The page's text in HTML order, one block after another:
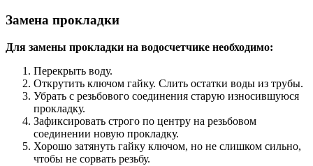
Замена прокладки
Для замены прокладки на водосчетчике необходимо:
Перекрыть воду.
Открутить ключом гайку. Слить остатки воды из трубы.
Убрать с резьбового соединения старую износившуюся
прокладку.
Зафиксировать строго по центру на резьбовом
соединении новую прокладку.
Хорошо затянуть гайку ключом, но не слишком сильно,
чтобы не сорвать резьбу.